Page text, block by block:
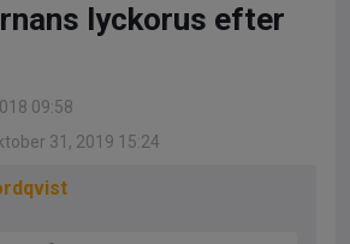
lyckorus efter
09:58
31, 2019 15:24